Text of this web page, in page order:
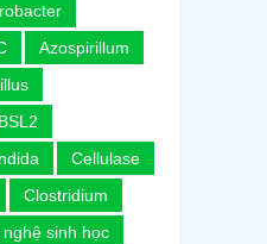
Azospirillum
BSL2
Cellulase
Clostridium
sinh học